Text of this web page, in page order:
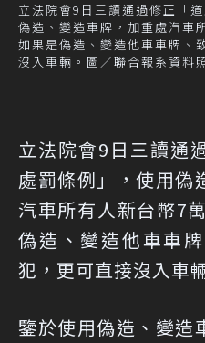
立法院會9日三讀通過修正「
偽造、變造車牌，加重處汽車
如果是偽造、變造他車車牌、
沒入車輛。圖／聯合報系資料
立法院會9日三讀通
處罰條例」，使用偽
汽車所有人新台幣7
偽造、變造他車車
犯，更可直接沒入車
鑒於使用偽造、變造